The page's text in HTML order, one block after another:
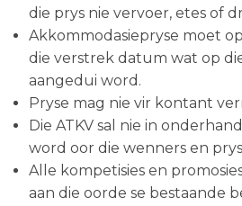
die prys nie vervoer, etes of
Akkommodasiepryse moet
die verstrek datum wat op
aangedui word.
Pryse mag nie vir kontant
Die ATKV sal nie in
word oor die wenners en
Alle kompetisies en
aan die oorde se bestaande